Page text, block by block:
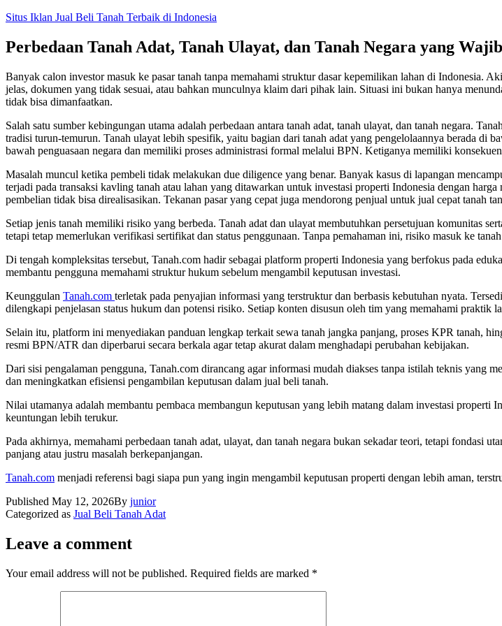
Skip
content
Situs Iklan Jual Beli Tanah Terbaik di Indonesia
Perbedaan Tanah Adat, Tanah Ulayat, dan Tanah Negara yang
Banyak calon investor masuk ke pasar tanah tanpa memahami struktur dasar kepemilikan lahan di Indonesia.
jelas, dokumen yang tidak sesuai, atau bahkan munculnya klaim dari pihak lain. Situasi ini bukan hanya
tidak bisa dimanfaatkan.
Salah satu sumber kebingungan utama adalah perbedaan antara tanah adat, tanah ulayat, dan tanah negara.
tradisi turun-temurun. Tanah ulayat lebih spesifik, yaitu bagian dari tanah adat yang pengelolaannya berada di
bawah penguasaan negara dan memiliki proses administrasi formal melalui BPN. Ketiganya memiliki
Masalah muncul ketika pembeli tidak melakukan due diligence yang benar. Banyak kasus di lapangan
terjadi pada transaksi kavling tanah atau lahan yang ditawarkan untuk investasi properti Indonesia dengan
pembelian tidak bisa direalisasikan. Tekanan pasar yang cepat juga mendorong penjual untuk jual cepat tanah
Setiap jenis tanah memiliki risiko yang berbeda. Tanah adat dan ulayat membutuhkan persetujuan komunitas
tetapi tetap memerlukan verifikasi sertifikat dan status penggunaan. Tanpa pemahaman ini, risiko masuk ke
Di tengah kompleksitas tersebut, Tanah.com hadir sebagai platform properti Indonesia yang berfokus pada
membantu pengguna memahami struktur hukum sebelum mengambil keputusan investasi.
Keunggulan Tanah.com terletak pada penyajian informasi yang terstruktur dan berbasis kebutuhan nyata.
dilengkapi penjelasan status hukum dan potensi risiko. Setiap konten disusun oleh tim yang memahami praktik
Selain itu, platform ini menyediakan panduan lengkap terkait sewa tanah jangka panjang, proses KPR tanah,
resmi BPN/ATR dan diperbarui secara berkala agar tetap akurat dalam menghadapi perubahan kebijakan.
Dari sisi pengalaman pengguna, Tanah.com dirancang agar informasi mudah diakses tanpa istilah teknis yang
dan meningkatkan efisiensi pengambilan keputusan dalam jual beli tanah.
Nilai utamanya adalah membantu pembaca membangun keputusan yang lebih matang dalam investasi
keuntungan lebih terukur.
Pada akhirnya, memahami perbedaan tanah adat, ulayat, dan tanah negara bukan sekadar teori, tetapi fondasi
panjang atau justru masalah berkepanjangan.
Tanah.com menjadi referensi bagi siapa pun yang ingin mengambil keputusan properti dengan lebih aman,
Published May 12, 2026By junior
Categorized as Jual Beli Tanah Adat
Leave a comment
Your email address will not be published. Required fields are marked *